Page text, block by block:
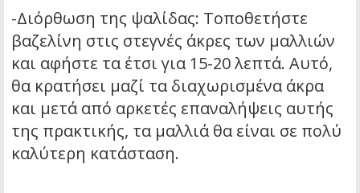
-Διόρθωση της ψαλίδας: Τοποθετήστε
βαζελίνη στις στεγνές άκρες των μαλλιών
και αφήστε τα έτσι για 15-20 λεπτά. Αυτό,
θα κρατήσει μαζί τα διαχωρισμένα άκρα
και μετά από αρκετές επαναλήψεις αυτής
της πρακτικής, τα μαλλιά θα είναι σε πολύ
καλύτερη κατάσταση.